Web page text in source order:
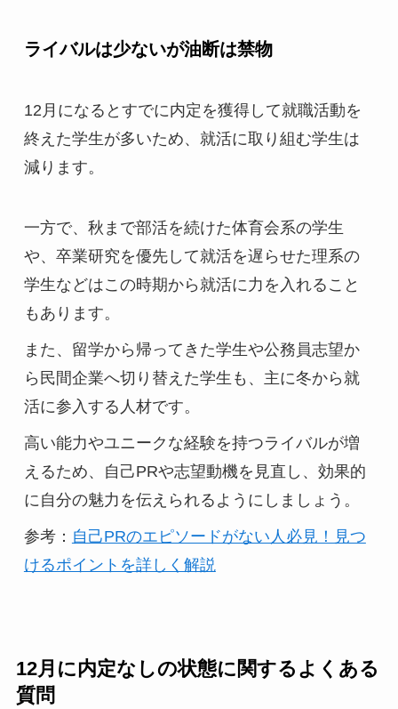
ライバルは少ないが油断は禁物
12月になるとすでに内定を獲得して就職活動を
終えた学生が多いため、就活に取り組む学生は
減ります。
一方で、秋まで部活を続けた体育会系の学生
や、卒業研究を優先して就活を遅らせた理系の
学生などはこの時期から就活に力を入れること
もあります。
また、留学から帰ってきた学生や公務員志望か
ら民間企業へ切り替えた学生も、主に冬から就
活に参入する人材です。
高い能力やユニークな経験を持つライバルが増
えるため、自己PRや志望動機を見直し、効果的
に自分の魅力を伝えられるようにしましょう。
参考： 自己PRのエピソードがない人必見！見つ
けるポイントを詳しく解説
12月に内定なしの状態に関するよくある
質問